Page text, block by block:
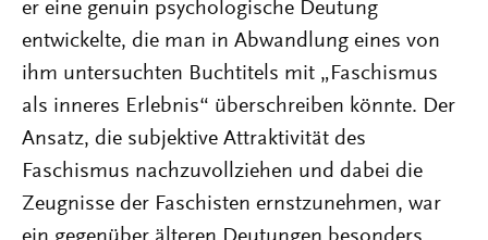
er eine genuin psychologische Deutung
entwickelte, die man in Abwandlung eines von
ihm untersuchten Buchtitels mit „Faschismus
als inneres Erlebnis“ überschreiben könnte. Der
Ansatz, die subjektive Attraktivität des
Faschismus nachzuvollziehen und dabei die
Zeugnisse der Faschisten ernstzunehmen, war